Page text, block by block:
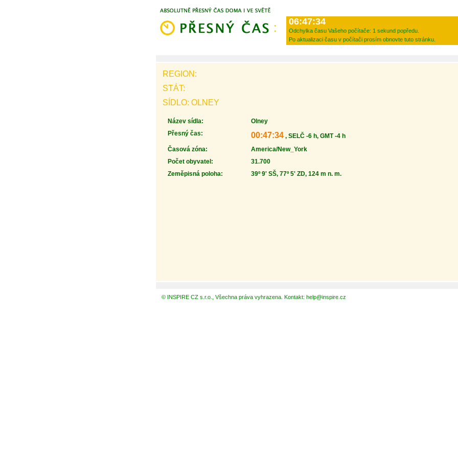
06:47:34
Odchylka času Vašeho počítače: 1 sekund popředu.
Po aktualizaci času v počítači prosím obnovte tuto stránku.
REGION:
STÁT:
SÍDLO: OLNEY
Název sídla:
Olney
Přesný čas:
00:47:34 , SELČ -6 h, GMT -4 h
Časová zóna:
America/New_York
Počet obyvatel:
31.700
Zeměpisná poloha:
39º 9' SŠ, 77º 5' ZD, 124 m n. m.
© INSPIRE CZ s.r.o., Všechna práva vyhrazena. Kontakt: help@inspire.cz